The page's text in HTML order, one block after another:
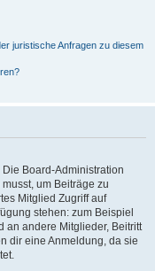
juristische Anfragen zu diesem
Board-Administration
um Beiträge zu
Mitglied Zugriff auf
stehen: zum Beispiel
an andere Mitglieder, Beitritt
dir eine Anmeldung, da sie